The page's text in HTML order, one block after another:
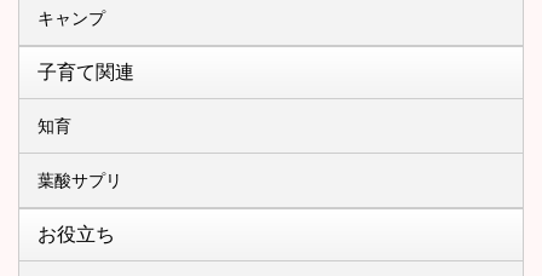
キャンプ
子育て関連
知育
葉酸サプリ
お役立ち